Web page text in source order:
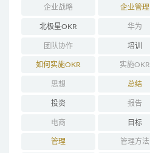
企业战略 企业管理
北极星OKR 华为
团队协作 培训
如何实施OKR 实施OKR
思想 总结
投资 报告
电商 目标
管理 管理方法